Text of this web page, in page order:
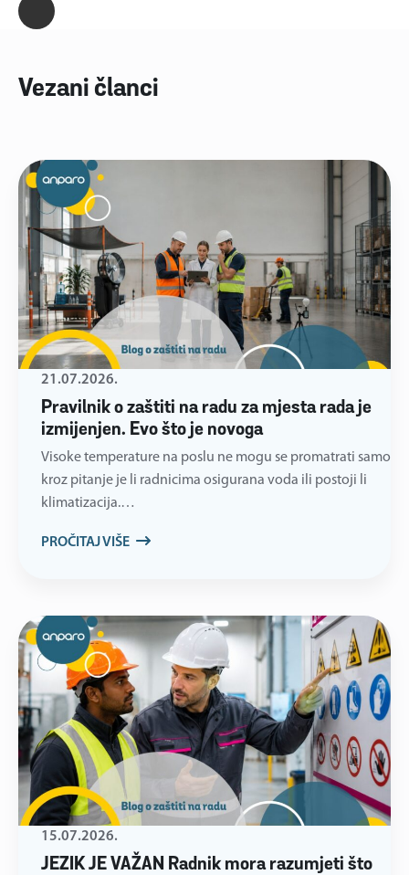
Vezani članci
Pravilnik o zaštiti na radu za mjesta rada je
izmijenjen. Evo što je novoga
21.07.2026.
Visoke temperature na poslu ne mogu se promatrati samo
kroz pitanje je li radnicima osigurana voda ili postoji li
klimatizacija.…
PROČITAJ VIŠE
JEZIK JE VAŽAN Radnik mora razumjeti što
15.07.2026.